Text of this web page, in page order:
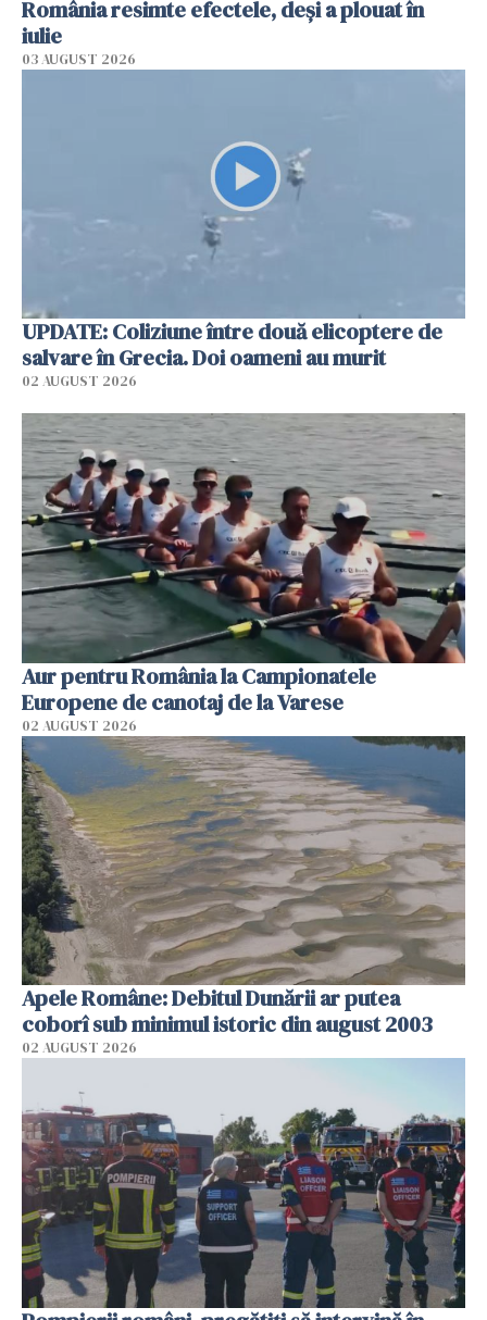
România resimte efectele, deși a plouat în
iulie
03 AUGUST 2026
UPDATE: Coliziune între două elicoptere de
salvare în Grecia. Doi oameni au murit
02 AUGUST 2026
Aur pentru România la Campionatele
Europene de canotaj de la Varese
02 AUGUST 2026
Apele Române: Debitul Dunării ar putea
coborî sub minimul istoric din august 2003
02 AUGUST 2026